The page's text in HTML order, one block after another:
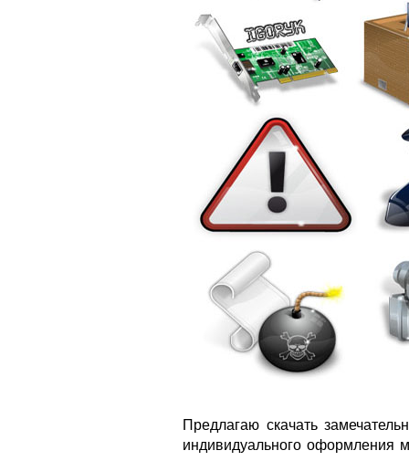
Предлагаю скачать
индивидуального оформления